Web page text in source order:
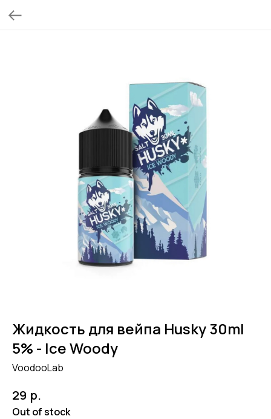
Жидкость для вейпа Husky 30ml
5% - Ice Woody
VoodooLab
29 р.
Out of stock